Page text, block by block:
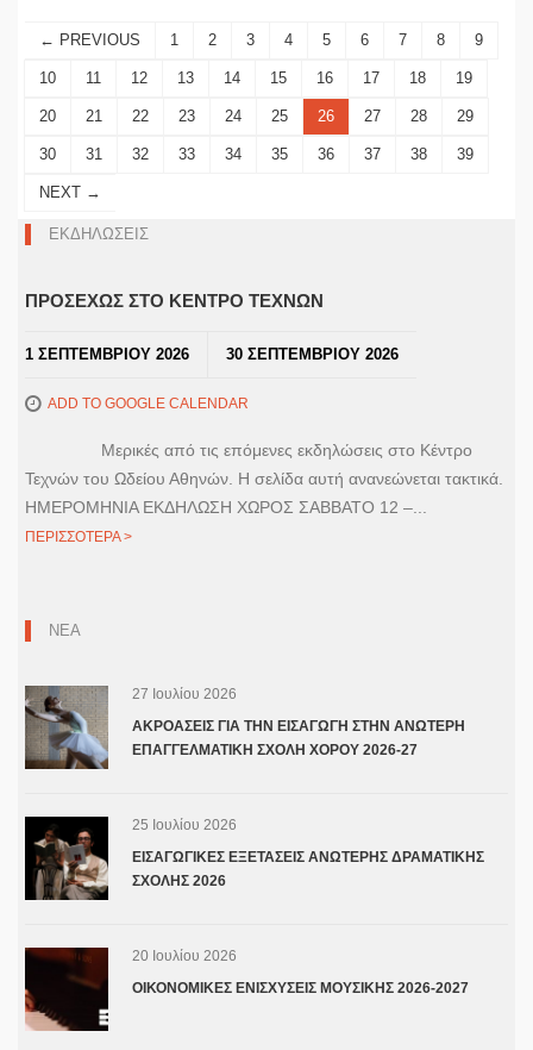
← PREVIOUS 1 2 3 4 5 6 7 8 9
10 11 12 13 14 15 16 17 18 19
20 21 22 23 24 25 26 27 28 29
30 31 32 33 34 35 36 37 38 39
NEXT →
ΕΚΔΗΛΩΣΕΙΣ
ΠΡΟΣΕΧΩΣ ΣΤΟ ΚΕΝΤΡΟ ΤΕΧΝΩΝ
1 ΣΕΠΤΕΜΒΡΙΟΥ 2026 30 ΣΕΠΤΕΜΒΡΙΟΥ 2026
ADD TO GOOGLE CALENDAR
Μερικές από τις επόμενες εκδηλώσεις στο Κέντρο
Τεχνών του Ωδείου Αθηνών. Η σελίδα αυτή ανανεώνεται τακτικά.
ΗΜΕΡΟΜΗΝΙΑ ΕΚΔΗΛΩΣΗ ΧΩΡΟΣ ΣΑΒΒΑΤΟ 12 –...
ΠΕΡΙΣΣΟΤΕΡΑ >
ΝΕΑ
27 Ιουλίου 2026
ΑΚΡΟΑΣΕΙΣ ΓΙΑ ΤΗΝ ΕΙΣΑΓΩΓΗ ΣΤΗΝ ΑΝΩΤΕΡΗ
ΕΠΑΓΓΕΛΜΑΤΙΚΗ ΣΧΟΛΗ ΧΟΡΟΥ 2026-27
25 Ιουλίου 2026
ΕΙΣΑΓΩΓΙΚΕΣ ΕΞΕΤΑΣΕΙΣ ΑΝΩΤΕΡΗΣ ΔΡΑΜΑΤΙΚΗΣ
ΣΧΟΛΗΣ 2026
20 Ιουλίου 2026
ΟΙΚΟΝΟΜΙΚΕΣ ΕΝΙΣΧΥΣΕΙΣ ΜΟΥΣΙΚΗΣ 2026-2027